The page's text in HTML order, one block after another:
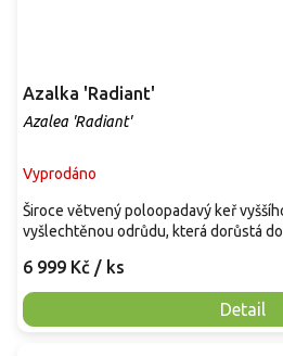
Azalka 'Radiant'
Azalea 'Radiant'
Vyprodáno
6 999 Kč / ks
Detail
Široce větvený poloopadavý keř
vyšlechtěnou odrůdu, která dorůstá do